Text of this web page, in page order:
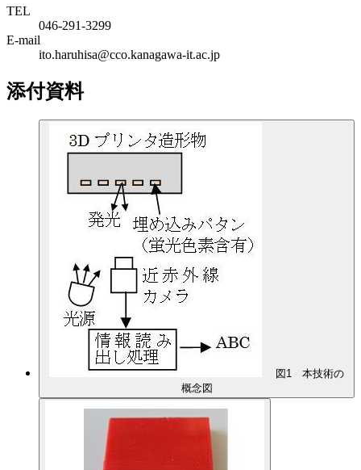
TEL
046-291-3299
E-mail
ito.haruhisa@cco.kanagawa-it.ac.jp
添付資料
図1 本技術の
概念図